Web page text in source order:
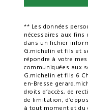
** Les données
nécessaires aux fins
dans un fichier
G.michelin et fils et
répondre à votre
communiquées aux
G.michelin et fils 6
en-Bresse
droits d’accès, de
de limitation,
à tout moment et du